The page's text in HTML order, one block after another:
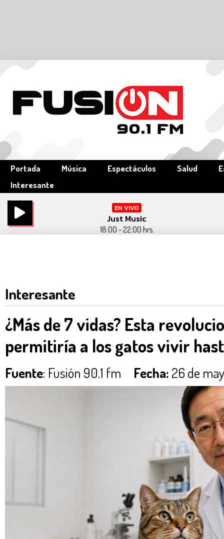
Portada Música Espectáculos Salud
Interesante
EN VIVO
Just Music
18:00 - 22:00 hrs.
Interesante
¿Más de 7 vidas? Esta
permitiría a los gatos vivir
Fuente: Fusión 90.1 fm Fecha: 26 de